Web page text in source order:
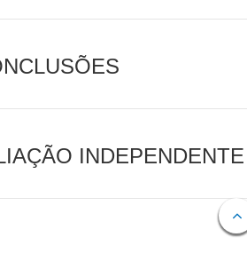
INDEPENDENTE